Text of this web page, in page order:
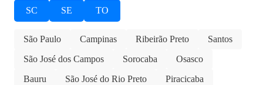
SC SE TO
São Paulo Campinas Ribeirão Preto
Santos
São José dos Campos
Sorocaba
Osasco
Bauru
São José do Rio Preto
Piracicaba